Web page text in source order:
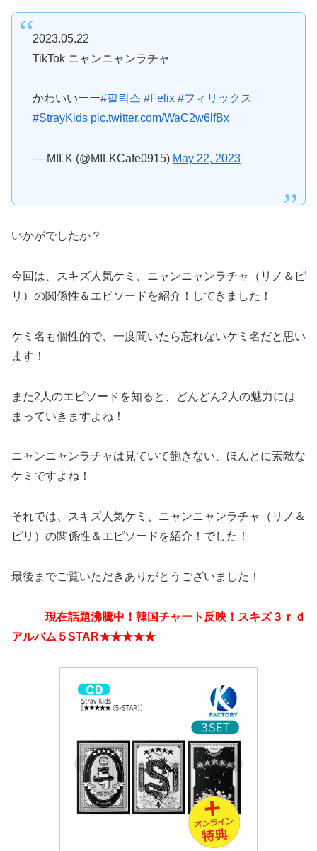
2023.05.22
TikTok ニャンニャンラチャ
かわいいーー#필릭스 #Felix #フィリックス
#StrayKids pic.twitter.com/WaC2w6lfBx
— MILK (@MILKCafe0915) May 22, 2023
いかがでしたか？
今回は、スキズ人気ケミ、ニャンニャンラチャ（リノ＆ピ
リ）の関係性＆エピソードを紹介！してきました！
ケミ名も個性的で、一度聞いたら忘れないケミ名だと思い
ます！
また2人のエピソードを知ると、どんどん2人の魅力には
まっていきますよね！
ニャンニャンラチャは見ていて飽きない、ほんとに素敵な
ケミですよね！
それでは、スキズ人気ケミ、ニャンニャンラチャ（リノ＆
ピリ）の関係性＆エピソードを紹介！でした！
最後までご覧いただきありがとうございました！
現在話題沸騰中！韓国チャート反映！スキズ３ｒｄ
アルバム５STAR★★★★★